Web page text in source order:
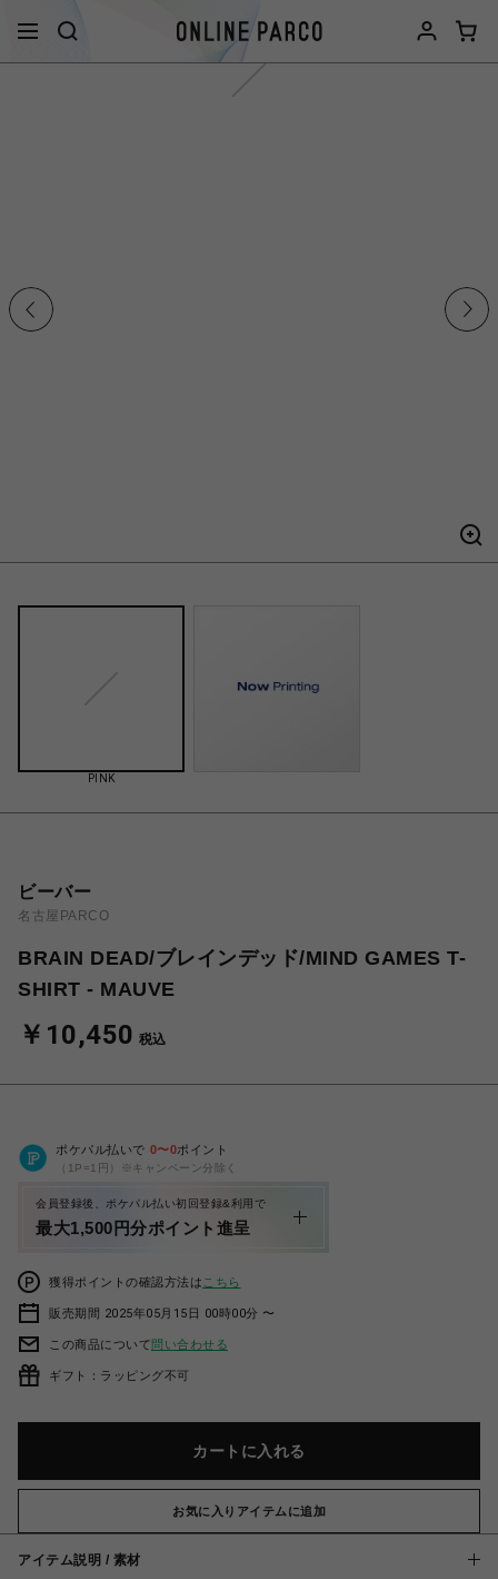
PINK
ビーバー
名古屋PARCO
BRAIN DEAD/ブレインデッド/MIND GAMES T-
SHIRT - MAUVE
￥10,450 税込
ポケパル払いで 0〜0ポイント
（1P=1円）※キャンペーン分除く
会員登録後、ポケパル払い初回登録&利用で
最大1,500円分ポイント進呈
獲得ポイントの確認方法は こちら
販売期間 2025年05月15日 00時00分 〜
この商品について問い合わせる
ギフト：ラッピング不可
カートに入れる
お気に入りアイテムに追加
アイテム説明 / 素材